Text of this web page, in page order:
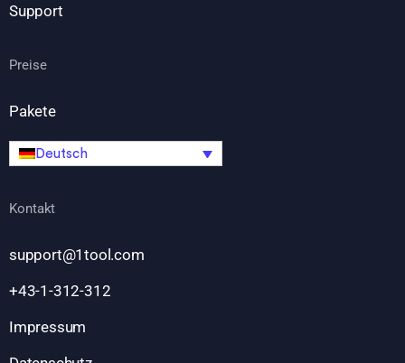
Support
Preise
Pakete
Deutsch
Kontakt
support@1tool.com
+43-1-312-312
Impressum